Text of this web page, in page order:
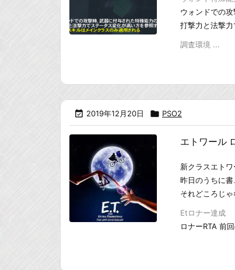
ウォンドでの
打撃力と法撃
調査環境 ...
 2019年12月20日  PSO2
エトワール
新クラスエト
昨日のうちに
それどころじ
Etロナー達成
ロナーRTA 前